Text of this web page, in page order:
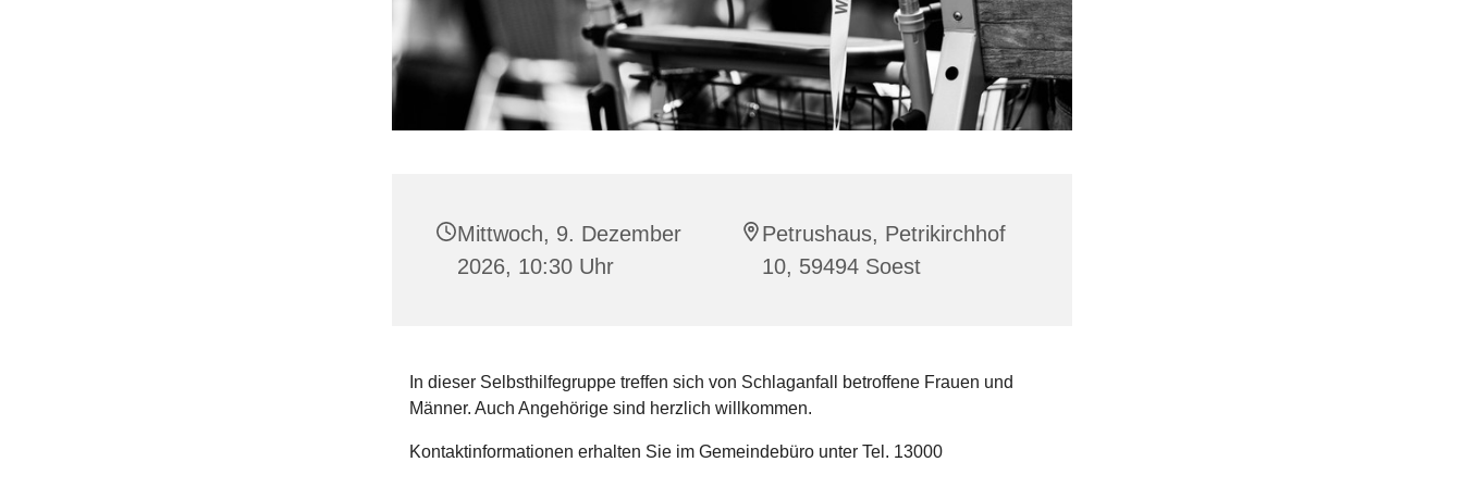
Mittwoch, 9. Dezember
2026, 10:30 Uhr
Petrushaus, Petrikirchhof
10, 59494 Soest
In dieser Selbsthilfegruppe treffen sich von Schlaganfall betroffene Frauen und
Männer. Auch Angehörige sind herzlich willkommen.
Kontaktinformationen erhalten Sie im Gemeindebüro unter Tel. 13000